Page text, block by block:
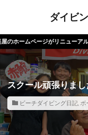
ダイビ
ジがリニューアル！
スクール頑張りま
ビーチダイビング日記, ボ